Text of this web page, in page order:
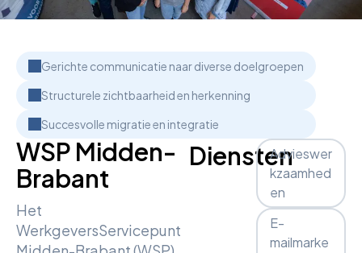
Gerichte communicatie naar diverse doelgroepen
Structurele zichtbaarheid en herkenning
Succesvolle migratie en integratie
WSP Midden-
Brabant
Het
WerkgeversServicepunt
DienstenAdvieswer
kzaamhed
en
E-
mailmarke